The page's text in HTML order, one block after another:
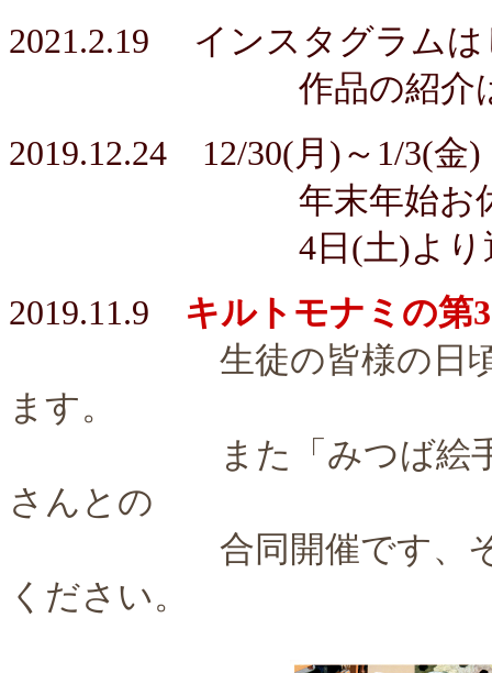
2021.2.19 インスタグラム
作品の紹介はこ
2019.12.24 12/30(月)～1/3(金)
年末年始お休み
4日(土)より通
2019.11.9 キルトモナミの第
生徒の皆様の日頃の成
ます。
また「みつば絵手紙教
さんとの
合同開催です、それぞ
ください。